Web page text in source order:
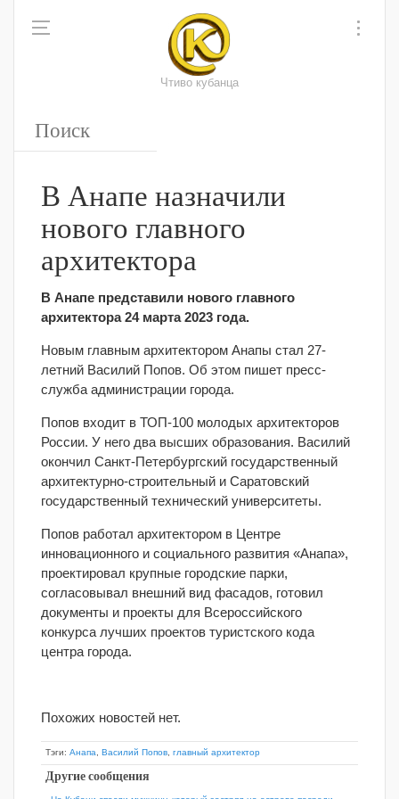
Чтиво кубанца
В Анапе назначили
нового главного
архитектора
В Анапе представили нового главного
архитектора 24 марта 2023 года.
Новым главным архитектором Анапы стал 27-
летний Василий Попов. Об этом пишет пресс-
служба администрации города.
Попов входит в ТОП-100 молодых архитекторов
России. У него два высших образования. Василий
окончил Санкт-Петербургский государственный
архитектурно-строительный и Саратовский
государственный технический университеты.
Попов работал архитектором в Центре
инновационного и социального развития «Анапа»,
проектировал крупные городские парки,
согласовывал внешний вид фасадов, готовил
документы и проекты для Всероссийского
конкурса лучших проектов туристского кода
центра города.
Похожих новостей нет.
Тэги: Анапа Василий Попов главный архитектор
Другие сообщения